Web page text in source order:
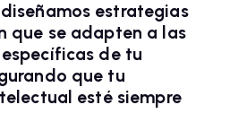
estrategias
que se adapten a las
de tu
que tu
esté siempre